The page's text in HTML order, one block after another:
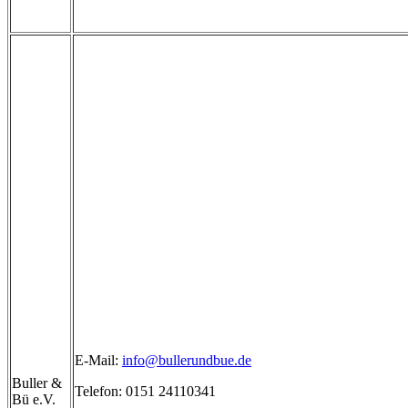
Buller &
Bü e.V.
E-Mail: info@bullerundbue.de
Telefon: 0151 24110341